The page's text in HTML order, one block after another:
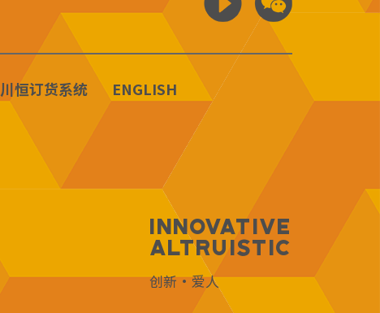
川恒订货系统 ENGLISH
Innovative
Altruistic
创新·爱人